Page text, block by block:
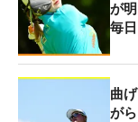
が
毎
曲
が